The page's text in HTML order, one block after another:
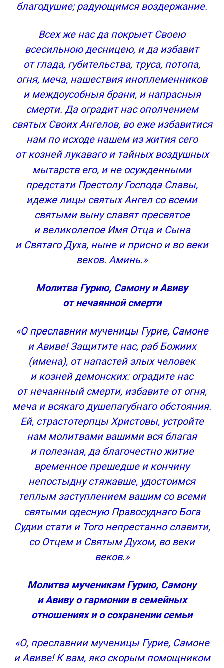
благодушие; радующимся воздержание.
Всех же нас да покрыет Своею
всесильною десницею, и да избавит
от глада, губительства, труса, потопа,
огня, меча, нашествия иноплеменников
и междоусобныя брани, и напрасныя
смерти. Да оградит нас ополчением
святых Своих Ангелов, во еже избавитися
нам по исходе нашем из жития сего
от козней лукаваго и тайных воздушных
мытарств его, и не осужденными
предстати Престолу Господа Славы,
идеже лицы святых Ангел со всеми
святыми выну славят пресвятое
и великолепое Имя Отца и Сына
и Святаго Духа, ныне и присно и во веки
веков. Аминь.»
Молитва Гурию, Самону и Авиву
от нечаянной смерти
«О преславнии мученицы Гурие, Самоне
и Авиве! Защитите нас, раб Божиих
(имена), от напастей злых человек
и козней демонских: оградите нас
от нечаянный смерти, избавите от огня,
меча и всякаго душепагубнаго обстояния.
Ей, страстотерпцы Христовы, устройте
нам молитвами вашими вся благая
и полезная, да благочестно житие
временное прешедше и кончину
непостыдну стяжавше, удостоимся
теплым заступлением вашим со всеми
святыми одесную Правосуднаго Бога
Судии стати и Того непрестанно славити,
со Отцем и Святым Духом, во веки
веков.»
Молитва мученикам Гурию, Самону
и Авиву о гармонии в семейных
отношениях и о сохранении семьи
«О, преславнии мученицы Гурие, Самоне
и Авиве! К вам, яко скорым помощником